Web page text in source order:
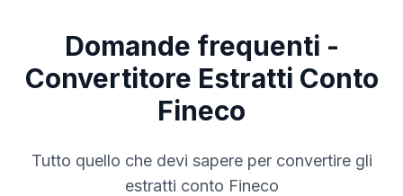
Domande frequenti -
Convertitore Estratti Conto
Fineco
Tutto quello che devi sapere per convertire gli
estratti conto Fineco